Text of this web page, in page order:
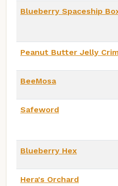
Blueberry Spaceship
Peanut Butter Jelly
BeeMosa
Safeword
Blueberry Hex
Hera's Orchard